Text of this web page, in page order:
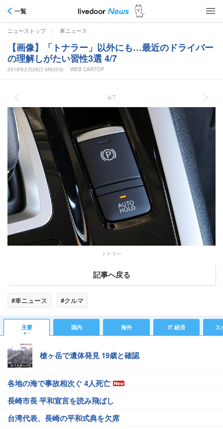
一覧
ニューストップ > 車ニュース
【画像】「トナラー」以外にも…最近のドライバー
の理解しがたい習性3選 4/7
2019年2月28日 6時20分 WEB CARTOP
4/7
トナラー
記事へ戻る
#車ニュース #クルマ
主要 国内 海外 IT 経済 ス
槍ヶ岳で遺体発見 19歳と確認
各地の海で事故相次ぐ 4人死亡
長崎市長 平和宣言を読み飛ばし
台湾代表、長崎の平和式典を欠席